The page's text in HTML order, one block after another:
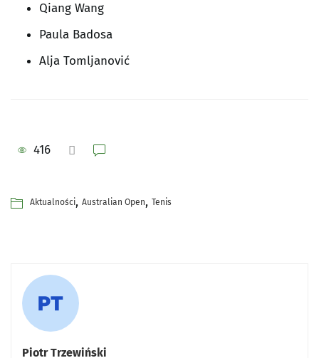
Qiang Wang
Paula Badosa
Alja Tomljanović
416
Aktualności, Australian Open, Tenis
Piotr Trzewiński